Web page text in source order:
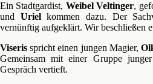
Ein Stadtgardist, Weibel Veltinger,
und Urielkommen dazu. Der
vernünftig aufgeklärt. Wir beschließen
Viseris spricht einen jungen Magier,
Gemeinsam mit einer Gruppe
Gespräch vertieft.